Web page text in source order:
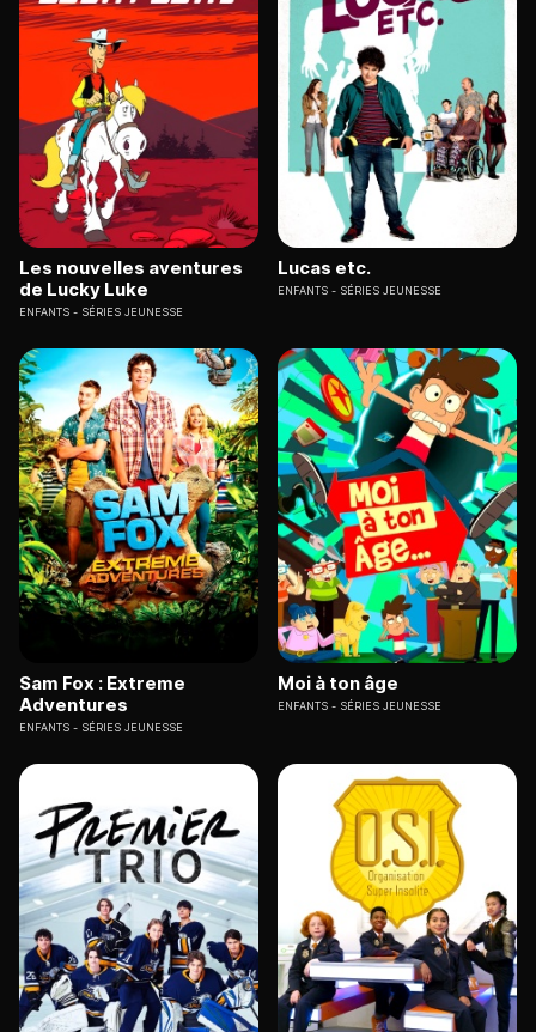
Les nouvelles aventures
de Lucky Luke
ENFANTS SÉRIES JEUNESSE
Lucas etc.
ENFANTS SÉRIES JEUNESSE
Sam Fox : Extreme
Adventures
ENFANTS SÉRIES JEUNESSE
Moi à ton âge
ENFANTS SÉRIES JEUNESSE